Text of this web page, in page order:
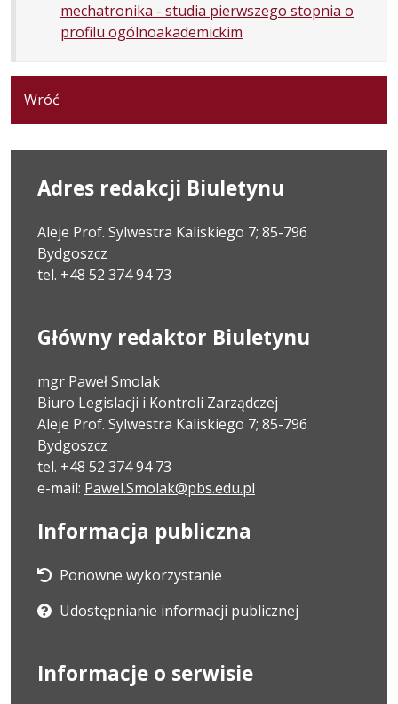
mechatronika - studia pierwszego stopnia o
profilu ogólnoakademickim
Wróć
Adres redakcji Biuletynu
Aleje Prof. Sylwestra Kaliskiego 7; 85-796
Bydgoszcz
tel. +48 52 374 94 73
Główny redaktor Biuletynu
mgr Paweł Smolak
Biuro Legislacji i Kontroli Zarządczej
Aleje Prof. Sylwestra Kaliskiego 7; 85-796
Bydgoszcz
tel. +48 52 374 94 73
e-mail: Pawel.Smolak@pbs.edu.pl
Informacja publiczna
Ponowne wykorzystanie
Udostępnianie informacji publicznej
Informacje o serwisie